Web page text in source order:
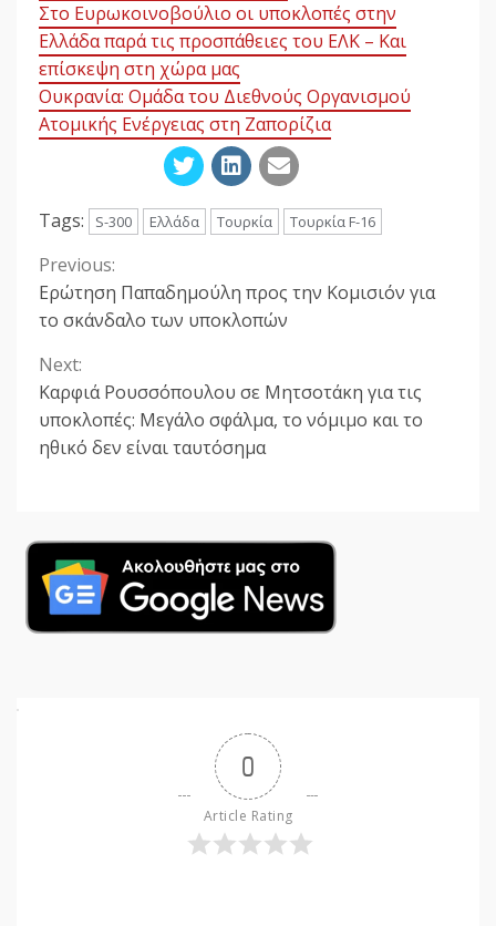
Στο Ευρωκοινοβούλιο οι υποκλοπές στην
Ελλάδα παρά τις προσπάθειες του ΕΛΚ – Και
επίσκεψη στη χώρα μας
Ουκρανία: Ομάδα του Διεθνούς Οργανισμού
Ατομικής Ενέργειας στη Ζαπορίζια
Tags: S-300 Ελλάδα Τουρκία Τουρκία F-16
Continue
Reading
Previous:
Ερώτηση Παπαδημούλη προς την Κομισιόν για
το σκάνδαλο των υποκλοπών
Next:
Καρφιά Ρουσσόπουλου σε Μητσοτάκη για τις
υποκλοπές: Μεγάλο σφάλμα, το νόμιμο και το
ηθικό δεν είναι ταυτόσημα
0
Article Rating